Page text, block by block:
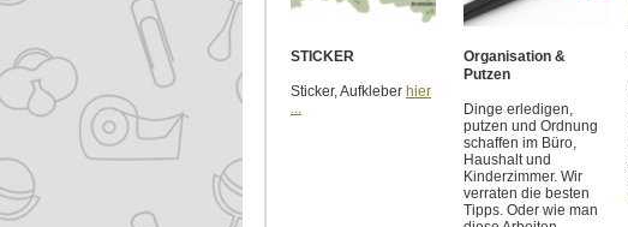
STICKER
Sticker, Aufkleber hier
...
Organisation &
Putzen
Dinge erledigen,
putzen und Ordnung
schaffen im Büro,
Haushalt und
Kinderzimmer. Wir
verraten die besten
Tipps. Oder wie man